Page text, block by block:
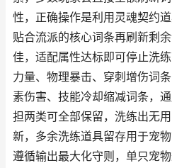
性，正确操作是利用灵魂契约
贴合流派的核心词条再刷新剩
佳，适配属性达标即可停止洗
力量、物理暴击、穿刺增伤词
素伤害、技能冷却缩减词条，
担两类可全部保留，洗练出无
新，多余洗练道具留存用于宠
遵循输出最大化守则，单只宠